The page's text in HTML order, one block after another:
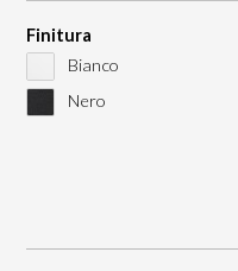
Finitura
Bianco
Nero